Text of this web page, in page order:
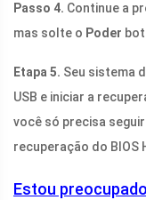
Passo 4. Continue a
mas solte o Poder
Etapa 5. Seu sistema
USB e iniciar a
você só precisa
recuperação do BIOS
Estou